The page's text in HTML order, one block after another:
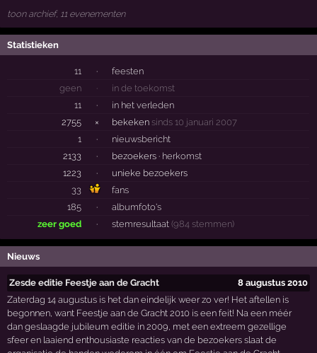
toon archief, 11 evenementen
Statistieken
11 ·
feesten
geen
·
in de toekomst
11
·
in het verleden
2755
× bekeken sinds 10 januari 2007
1
·
nieuwsbericht
2133
· bezoekers · herkomst
1223
·
unieke bezoekers
33
fans
185
·
albumfoto's
zeer goed
· stemresultaat (984 stemmen)
Nieuws
Zesde editie Feestje aan de Gracht
8 augustus 2010
Zaterdag 14 augustus is het dan eindelijk weer zo ver! Het aftellen is
begonnen, want Feestje aan de Gracht 2010 is een feit! Na een méér
dan geslaagde jubileum editie in 2009, met een extreem gezellige
sfeer en laaiend enthousiaste reacties van de bezoekers slaat de